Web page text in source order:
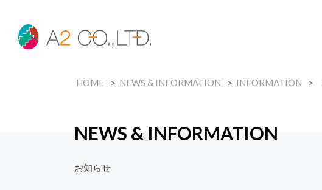
HOME NEWS & INFORMATION INFORMATION
NEWS & INFORMATION
お知らせ